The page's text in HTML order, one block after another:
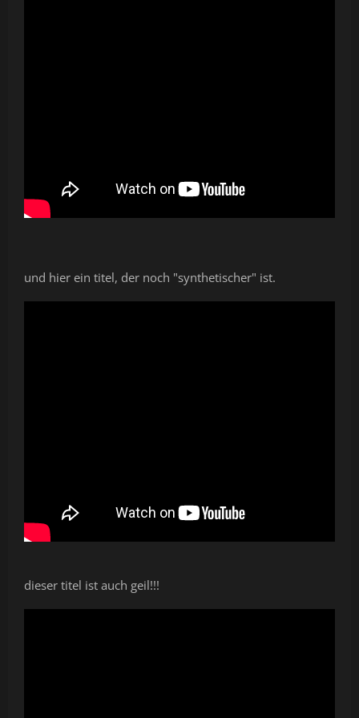
und hier ein titel, der noch "synthetischer" ist.
dieser titel ist auch geil!!!